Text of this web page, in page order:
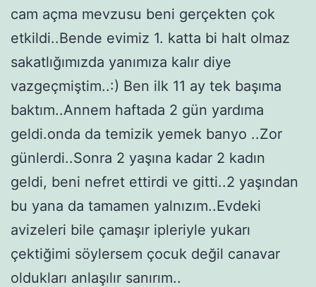
cam açma mevzusu beni gerçekten çok
etkildi..Bende evimiz 1. katta bi halt olmaz
sakatlığımızda yanımıza kalır diye
vazgeçmiştim..:) Ben ilk 11 ay tek başıma
baktım..Annem haftada 2 gün yardıma
geldi.onda da temizik yemek banyo ..Zor
günlerdi..Sonra 2 yaşına kadar 2 kadın
geldi, beni nefret ettirdi ve gitti..2 yaşından
bu yana da tamamen yalnızım..Evdeki
avizeleri bile çamaşır ipleriyle yukarı
çektiğimi söylersem çocuk değil canavar
oldukları anlaşılır sanırım..